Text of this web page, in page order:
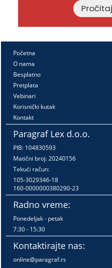
Početna
O nama
Besplatno
Pretplata
Vebinari
Korisnički kutak
Kontakt
Paragraf Lex d.o.o.
PIB: 104830593
Matični broj: 20240156
Tekući račun:
105-3029346-18
160-0000000380290-23
Radno vreme:
Ponedeljak - petak
7:30 - 15:30
Kontaktirajte nas:
online@paragraf.rs